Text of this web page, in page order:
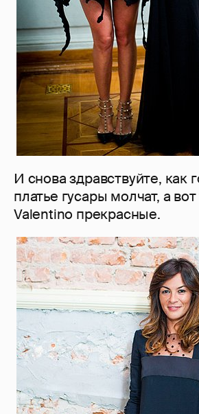
И снова здравствуйте, как
платье гусары молчат, а
Valentino прекрасные.